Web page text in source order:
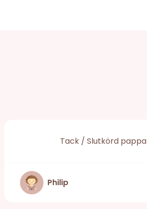
Tack / Slutkörd pappa
Philip